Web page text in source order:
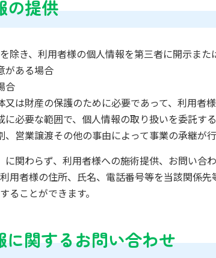
の提供
除き、利用者様の個人情報を第三者に開示また
がある場合
合
又は財産の保護のために必要であって、利用者
に必要な範囲で、個人情報の取り扱いを委託す
、営業譲渡その他の事由によって事業の承継が
に関わらず、利用者様への施術提供、お問い
用者様の住所、氏名、電話番号等を当該関係
ることができます。
に関するお問い合わせ